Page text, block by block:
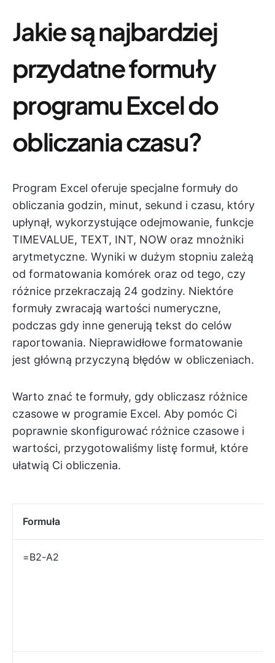
Jakie są najbardziej
przydatne formuły
programu Excel do
obliczania czasu?
Program Excel oferuje specjalne formuły do
obliczania godzin, minut, sekund i czasu, który
upłynął, wykorzystujące odejmowanie, funkcje
TIMEVALUE, TEXT, INT, NOW oraz mnożniki
arytmetyczne. Wyniki w dużym stopniu zależą
od formatowania komórek oraz od tego, czy
różnice przekraczają 24 godziny. Niektóre
formuły zwracają wartości numeryczne,
podczas gdy inne generują tekst do celów
raportowania. Nieprawidłowe formatowanie
jest główną przyczyną błędów w obliczeniach.
Warto znać te formuły, gdy obliczasz różnice
czasowe w programie Excel. Aby pomóc Ci
poprawnie skonfigurować różnice czasowe i
wartości, przygotowaliśmy listę formuł, które
ułatwią Ci obliczenia.
Formuła
=B2-A2